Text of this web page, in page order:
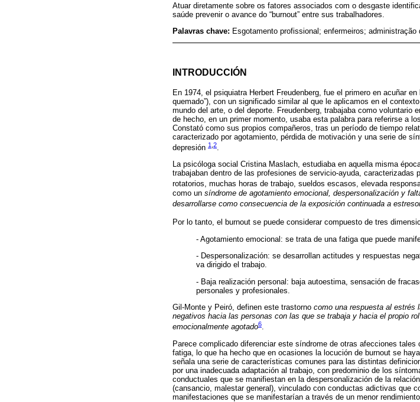
Atuar diretamente sobre os fatores associados com o desgaste
saúde prevenir o avance do “burnout” entre sus trabalhadores.
Palavras chave: Esgotamento profissional; enfermeiros;
INTRODUCCIÓN
En 1974, el psiquiatra Herbert Freudenberg, fue el primero en acuñar
quemado”), con un significado similar al que le aplicamos en el
mundo del arte, o del deporte. Freudenberg, trabajaba como
de hecho, en un primer momento, usaba esta palabra para referirse a
Constató como sus propios compañeros, tras un período de tiempo
caracterizado por agotamiento, pérdida de motivación y una serie de
depresión 1 2
La psicóloga social Cristina Maslach, estudiaba en aquella misma
trabajaban dentro de las profesiones de servicio-ayuda,
rotatorios, muchas horas de trabajo, sueldos escasos, elevada
como un síndrome de agotamiento emocional, despersonalización y
desarrollarse como consecuencia de la exposición continuada a
Por lo tanto, el burnout se puede considerar compuesto de tres
- Agotamiento emocional: se trata de una fatiga que puede
- Despersonalización: se desarrollan actitudes y respuestas
va dirigido el trabajo.
- Baja realización personal: baja autoestima, sensación de
personales y profesionales.
Gil-Monte y Peiró, definen este trastorno como una respuesta al estrés
negativos hacia las personas con las que se trabaja y hacia el propio
emocionalmente agotado6.
Parece complicado diferenciar este síndrome de otras afecciones
fatiga, lo que ha hecho que en ocasiones la locución de burnout se
señala una serie de características comunes para las distintas
por una inadecuada adaptación al trabajo, con predominio de los
conductuales que se manifiestan en la despersonalización de la
(cansancio, malestar general), vinculado con conductas adictivas que
manifestaciones que se manifestarían a través de un menor